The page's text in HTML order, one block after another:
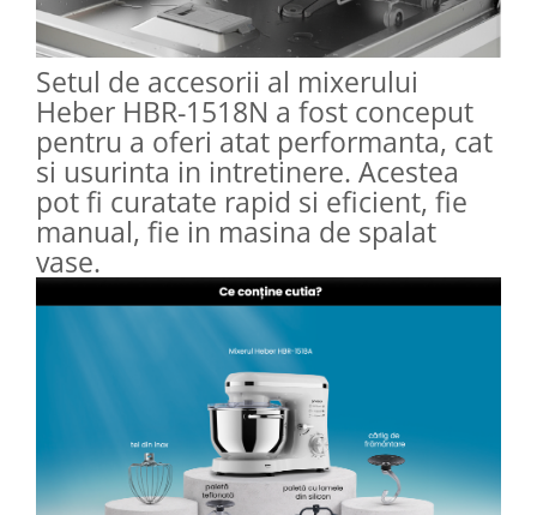
Setul de accesorii al mixerului
Heber HBR-1518N a fost conceput
pentru a oferi atat performanta, cat
si usurinta in intretinere. Acestea
pot fi curatate rapid si eficient, fie
manual, fie in masina de spalat
vase.